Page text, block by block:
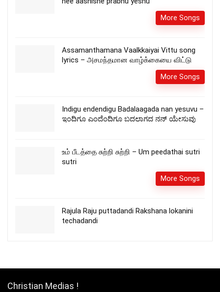
More Songs
Assamanthamana Vaalkkaiyai Vittu song
lyrics – அசமந்தமான வாழ்க்கையை விட்டு
More Songs
Indigu endendigu Badalaagada nan yesuvu –
ಇಂದಿಗೂ ಎಂದೆಂದಿಗೂ ಬದಲಾಗದ ನನ್ ಯೇಸುವು
உம் பீடத்தை சுற்றி சுற்றி – Um peedathai sutri
sutri
More Songs
Rajula Raju puttadandi Rakshana lokanini
techadandi
Christian Medias !